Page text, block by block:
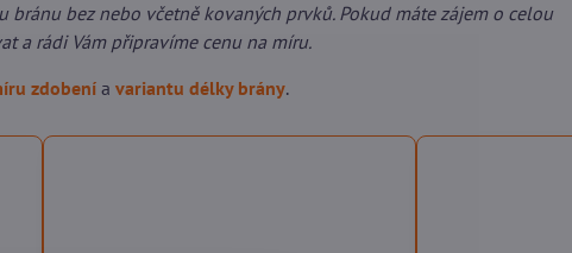
bránu bez nebo včetně kovaných prvků. Pokud máte zájem o celou
a rádi Vám připravíme cenu na míru.
zdobení avariantu délky brány.